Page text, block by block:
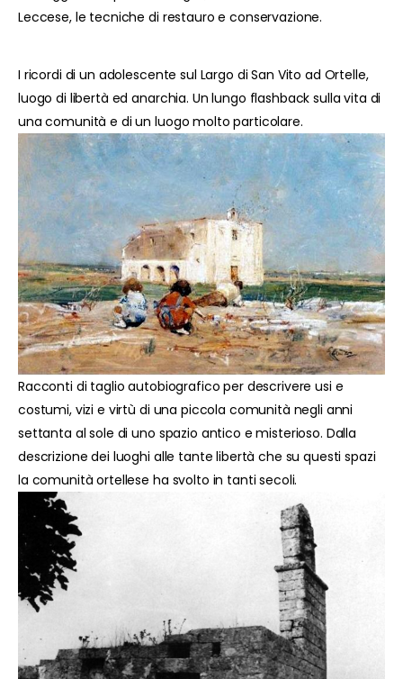
Leccese, le tecniche di restauro e conservazione.
I ricordi di un adolescente sul Largo di San Vito ad Ortelle,
luogo di libertà ed anarchia. Un lungo flashback sulla vita di
una comunità e di un luogo molto particolare.
Racconti di taglio autobiografico per descrivere usi e
costumi, vizi e virtù di una piccola comunità negli anni
settanta al sole di uno spazio antico e misterioso. Dalla
descrizione dei luoghi alle tante libertà che su questi spazi
la comunità ortellese ha svolto in tanti secoli.